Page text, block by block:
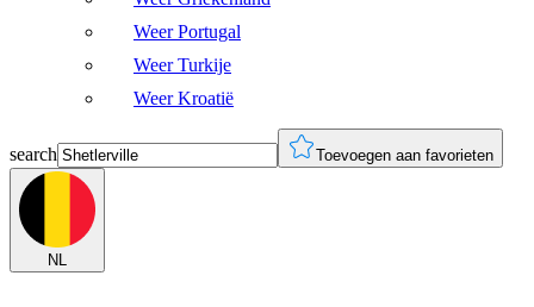
Weer Portugal
Weer Turkije
Weer Kroatië
search Toevoegen aan favorieten
NL